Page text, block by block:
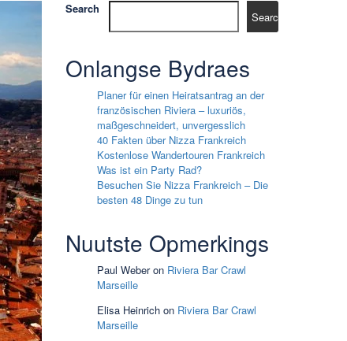
Search
Search
Onlangse Bydraes
Planer für einen Heiratsantrag an der
französischen Riviera – luxuriös,
maßgeschneidert, unvergesslich
40 Fakten über Nizza Frankreich
Kostenlose Wandertouren Frankreich
Was ist ein Party Rad?
Besuchen Sie Nizza Frankreich – Die
besten 48 Dinge zu tun
Nuutste Opmerkings
Paul Weberon Riviera Bar Crawl
Marseille
Elisa Heinrich on Riviera Bar Crawl
Marseille